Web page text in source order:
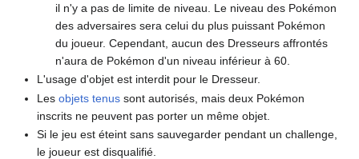
il n'y a pas de limite de niveau. Le niveau des Pokémon
des adversaires sera celui du plus puissant Pokémon
du joueur. Cependant, aucun des Dresseurs affrontés
n'aura de Pokémon d'un niveau inférieur à 60.
L'usage d'objet est interdit pour le Dresseur.
Lesobjets tenus sont autorisés, mais deux Pokémon
inscrits ne peuvent pas porter un même objet.
Si le jeu est éteint sans sauvegarder pendant un challenge,
le joueur est disqualifié.